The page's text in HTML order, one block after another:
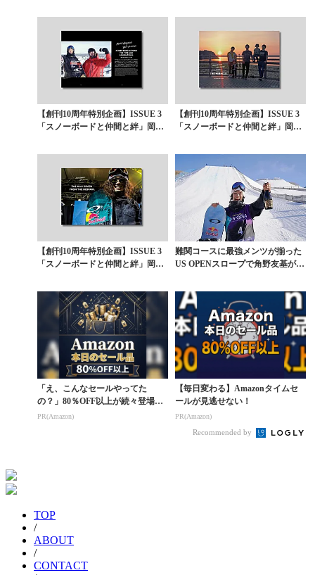
【創刊10周年特別企画】ISSUE 3
「スノーボードと仲間と絆」岡本
【創刊10周年特別企画】ISSUE 3
「スノーボードと仲間と絆」岡本
【創刊10周年特別企画】ISSUE 3
「スノーボードと仲間と絆」岡本
難関コースに最強メンツが揃った
US OPENスロープで角野友基が圧
「え、こんなセールやってた
の？」80％OFF以上が続々登場！
Amazonの本気が...
PR(Amazon)
【毎日変わる】Amazonタイムセ
ールが見逃せない！
PR(Amazon)
Recommended by
TOP
/
ABOUT
/
CONTACT